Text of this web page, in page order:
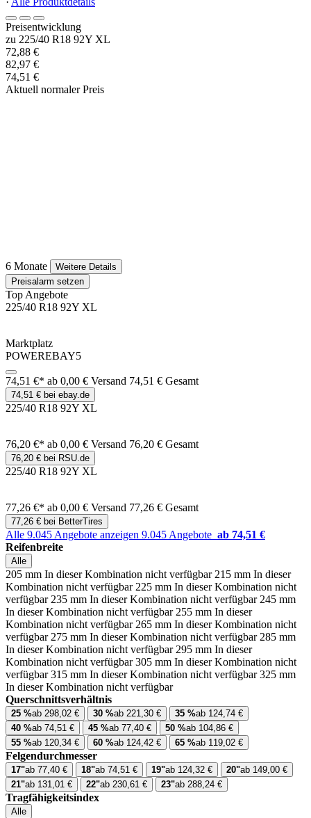
Preisentwicklung
zu 225/40 R18 92Y XL
72,88 €
82,97 €
74,51 €
Aktuell normaler Preis
6 Monate
Weitere Details
Preisalarm setzen
Top Angebote
225/40 R18 92Y XL
Marktplatz
POWEREBAY5
74,51 €* ab 0,00 € Versand 74,51 € Gesamt
74,51 € bei ebay.de
225/40 R18 92Y XL
76,20 €* ab 0,00 € Versand 76,20 € Gesamt
76,20 € bei RSU.de
225/40 R18 92Y XL
77,26 €* ab 0,00 € Versand 77,26 € Gesamt
77,26 € bei BetterTires
Alle 9.045 Angebote anzeigen 9.045 Angebote ab 74,51 €
Reifenbreite
Alle
205 mm In dieser Kombination nicht verfügbar 215 mm In dieser
Kombination nicht verfügbar 225 mm In dieser Kombination nicht
verfügbar 235 mm In dieser Kombination nicht verfügbar 245 mm
In dieser Kombination nicht verfügbar 255 mm In dieser
Kombination nicht verfügbar 265 mm In dieser Kombination nicht
verfügbar 275 mm In dieser Kombination nicht verfügbar 285 mm
In dieser Kombination nicht verfügbar 295 mm In dieser
Kombination nicht verfügbar 305 mm In dieser Kombination nicht
verfügbar 315 mm In dieser Kombination nicht verfügbar 325 mm
In dieser Kombination nicht verfügbar
Querschnittsverhältnis
25 %ab 298,02 € 30 %ab 221,30 € 35 %ab 124,74 €
40 %ab 74,51 € 45 %ab 77,40 € 50 %ab 104,86 €
55 %ab 120,34 € 60 %ab 124,42 € 65 %ab 119,02 €
Felgendurchmesser
17"ab 77,40 € 18"ab 74,51 € 19"ab 124,32 € 20"ab 149,00 €
21"ab 131,01 € 22"ab 230,61 € 23"ab 288,24 €
Tragfähigkeitsindex
Alle